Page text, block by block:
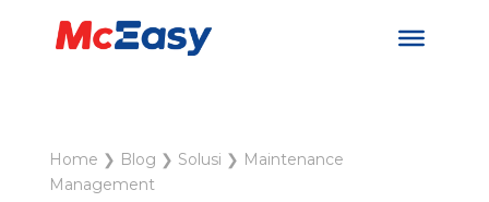
Home ❯ Blog ❯ Solusi ❯ Maintenance
Management